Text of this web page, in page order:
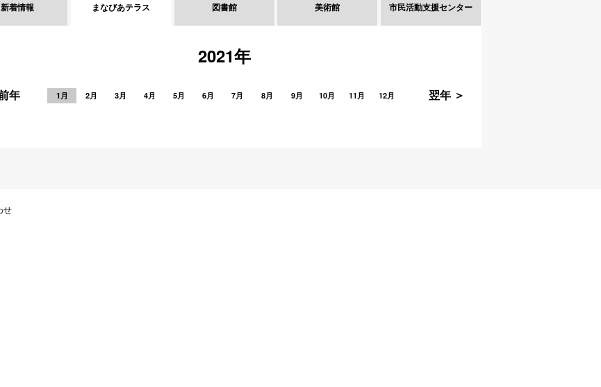
新着情報 まなびあテラス 図書館 美術館 市民活動支援センター
2021年
年 翌年 ＞
1月 2月 3月 4月 5月 6月 7月 8月 9月 10月 11月 12月
せ